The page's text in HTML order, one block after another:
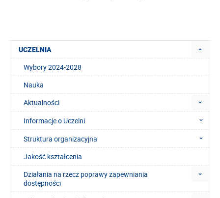
UCZELNIA
Wybory 2024-2028
Nauka
Aktualności
Informacje o Uczelni
Struktura organizacyjna
Jakość kształcenia
Działania na rzecz poprawy zapewniania
dostępności